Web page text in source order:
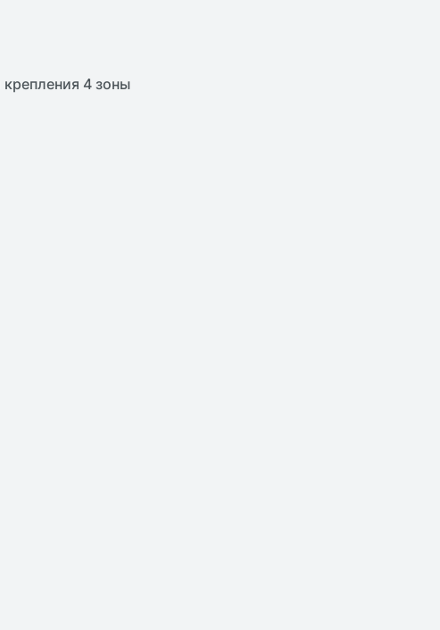
4 зоны